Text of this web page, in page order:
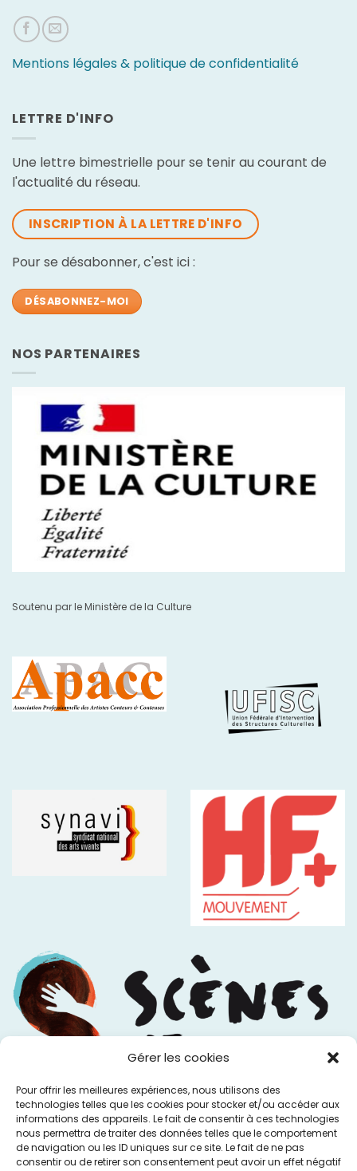
Gérer les cookies
Pour offrir les meilleures expériences, nous utilisons des
technologies telles que les cookies pour stocker et/ou accéder aux
informations des appareils. Le fait de consentir à ces technologies
nous permettra de traiter des données telles que le comportement
de navigation ou les ID uniques sur ce site. Le fait de ne pas
consentir ou de retirer son consentement peut avoir un effet négatif
Mentions légales & politique de confidentialité
LETTRE D'INFO
Une lettre bimestrielle pour se tenir au courant de
l'actualité du réseau.
INSCRIPTION À LA LETTRE D'INFO
Pour se désabonner, c'est ici :
DÉSABONNEZ-MOI
NOS PARTENAIRES
Soutenu par le Ministère de la Culture